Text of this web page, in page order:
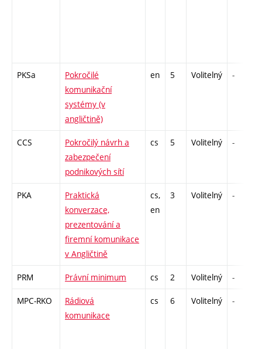
PKSa
Pokročilé
komunikační
systémy (v
angličtině)
en 5 Volitelný -
CCS
Pokročilý návrh a
zabezpečení
podnikových sítí
cs 5 Volitelný -
PKA
Praktická
konverzace,
prezentování a
firemní komunikace
v Angličtině
cs,
en
3 Volitelný -
PRM Právní minimum cs 2 Volitelný -
MPC-RKO
Rádiová
komunikace
cs 6 Volitelný -